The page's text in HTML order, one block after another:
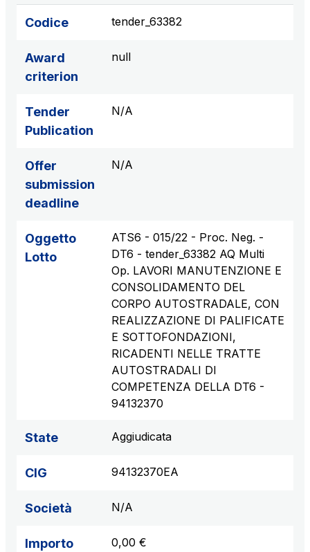
Codice tender_63382
Award
criterion
null
Tender
Publication
N/A
Offer
submission
deadline
N/A
Oggetto
Lotto
ATS6 - 015/22 - Proc. Neg. -
DT6 - tender_63382 AQ Multi
Op. LAVORI MANUTENZIONE E
CONSOLIDAMENTO DEL
CORPO AUTOSTRADALE, CON
REALIZZAZIONE DI PALIFICATE
E SOTTOFONDAZIONI,
RICADENTI NELLE TRATTE
AUTOSTRADALI DI
COMPETENZA DELLA DT6 -
94132370
State Aggiudicata
CIG 94132370EA
Società N/A
Importo
0,00 €